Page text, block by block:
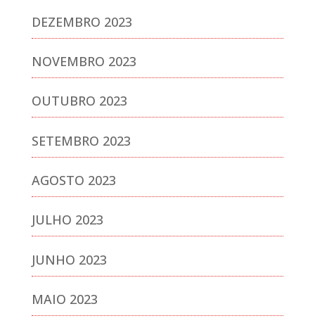
DEZEMBRO 2023
NOVEMBRO 2023
OUTUBRO 2023
SETEMBRO 2023
AGOSTO 2023
JULHO 2023
JUNHO 2023
MAIO 2023